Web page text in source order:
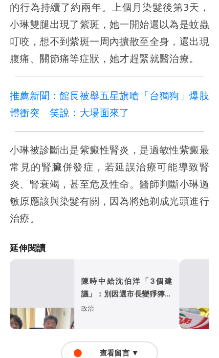
的行為持續了約兩年。上個月染髮後第3天，
小琳雙腿出現了紫斑，她一開始還以為是蚊蟲
叮咬，想不到紫斑一周內擴散至全身，還出現
腹痛、關節痛等症狀，她才趕緊就醫治療。
推薦新聞：館長被舉五星旗嗆「台獨狗」爆肢
體衝突 笑說：大場面來了
小琳被診斷出是紫癜性腎炎，是過敏性紫癜最
常見的腎臟併發症，若延誤治療可能導致腎
炎、腎衰竭，甚至危及性命。醫師判斷小琳過
敏原應該與染髮有關，因為將她剃成光頭進行
治療。
延伸閱讀
陳時中給沈伯洋「3個建
議」：別因選市長變猙獰，
否則就跟對手一樣
政治
查看留言 ▼